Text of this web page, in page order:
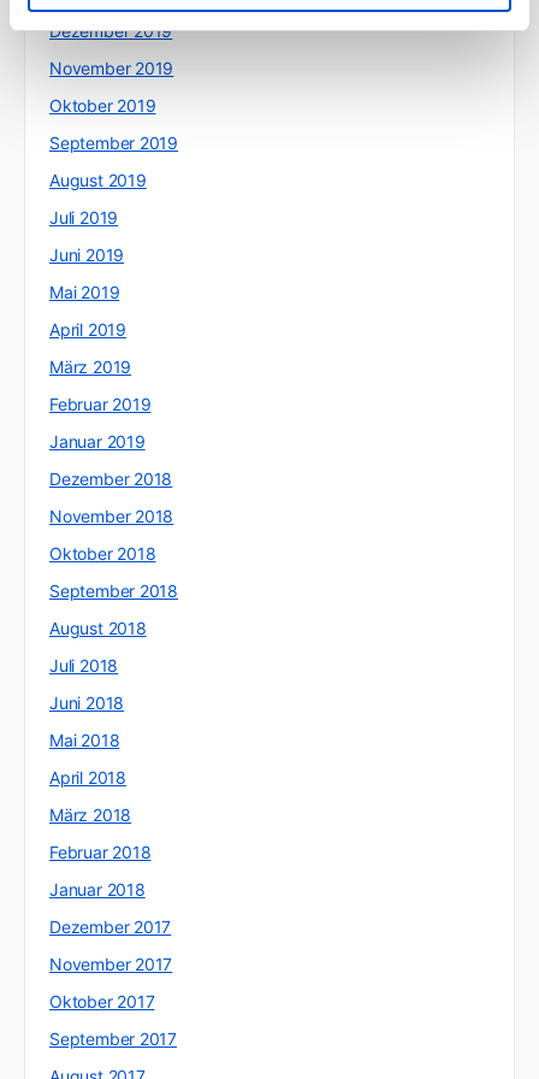
Dezember 2019
November 2019
Oktober 2019
September 2019
August 2019
Juli 2019
Juni 2019
Mai 2019
April 2019
März 2019
Februar 2019
Januar 2019
Dezember 2018
November 2018
Oktober 2018
September 2018
August 2018
Juli 2018
Juni 2018
Mai 2018
April 2018
März 2018
Februar 2018
Januar 2018
Dezember 2017
November 2017
Oktober 2017
September 2017